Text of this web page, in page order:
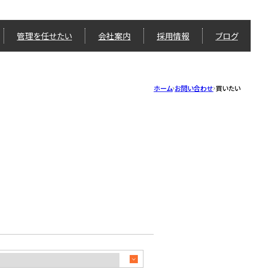
管理を任せたい 会社案内 採用情報 ブログ
ホーム お問い合わせ 買いたい